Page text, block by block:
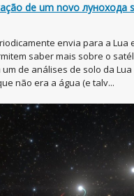
de um novo лунохода
envia para a Lua
saber mais sobre o
de análises de solo da
não era a água (e talv...